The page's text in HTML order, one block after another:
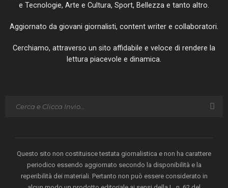
e Tecnologie, Arte e Cultura, Sport, Bellezza e tanto altro.
Aggiornato da giovani giornalisti, content writer e collaboratori.
Cerchiamo, attraverso un sito affidabile e veloce di rendere la
lettura piacevole e dinamica.
Questo sito non costituisce testata giornalistica e non ha carattere
periodico essendo aggiornato secondo la disponibilità e la
reperibilità dei materiali. Pertanto non può essere considerato in